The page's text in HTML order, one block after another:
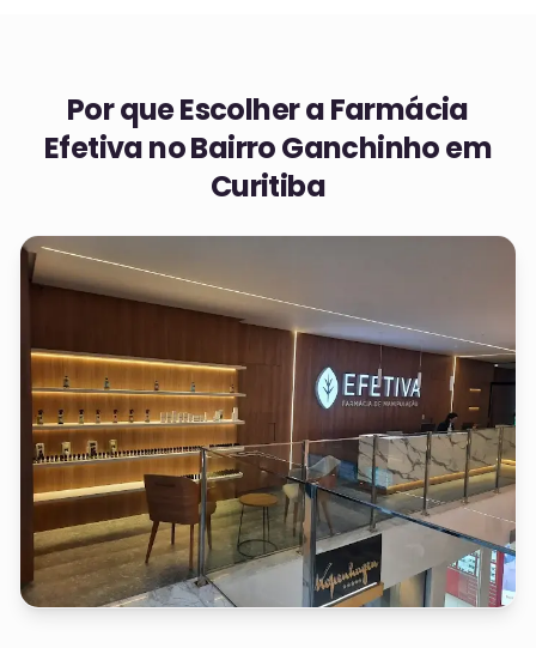
Por que Escolher a Farmácia
Efetiva noBairro Ganchinho em
Curitiba